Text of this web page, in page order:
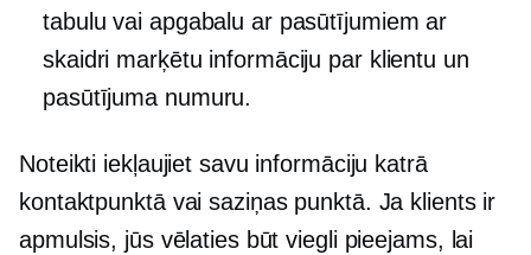
tabulu vai apgabalu ar pasūtījumiem ar
skaidri marķētu informāciju par klientu un
pasūtījuma numuru.
Noteikti iekļaujiet savu informāciju katrā
kontaktpunktā vai saziņas punktā. Ja klients ir
apmulsis, jūs vēlaties būt viegli pieejams, lai